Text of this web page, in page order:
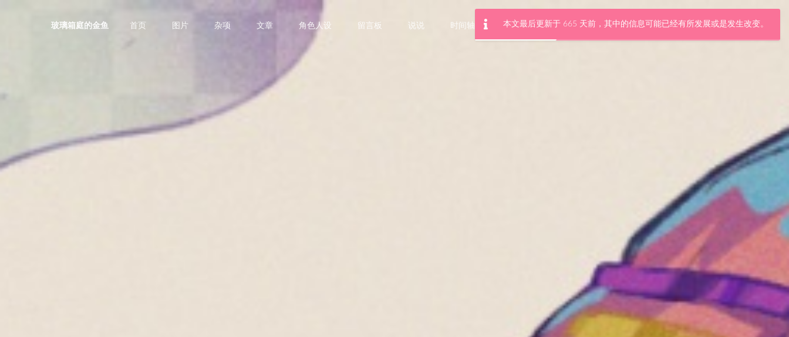
玻璃箱庭的金鱼 首页 图片 杂项 文章 角色人设 留言板 说说 时间轴 本文最后更新于 665 天前，其中的信息可能已经有所发展或是发生改变。